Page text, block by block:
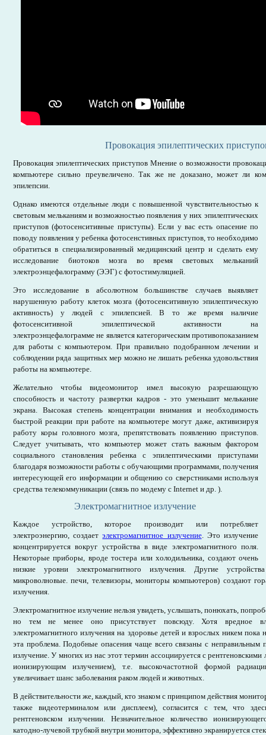
Провокация эпилептических
Провокация эпилептических приступов Мнение о возможности
компьютере сильно преувеличено. Так же не доказано, может ли
эпилепсии.
Однако имеются отдельные люди с повышенной чувствительностью к
световым мельканиям и возможностью появления у них эпилептических
приступов (фотосенситивные приступы). Если у вас есть опасение по
поводу появления у ребенка фотосенстивных приступов, то необходимо
обратиться в специализированный медицинский центр и сделать ему
исследование биотоков мозга во время световых мельканий
электроэнцефалограмму (ЭЭГ) с фотостимуляцией.
Это исследование в абсолютном большинстве случаев выявляет
нарушенную работу клеток мозга (фотосенситивную эпилептическую
активность) у людей с эпилепсией. В то же время наличие
фотосенситивной эпилептической активности на
электроэнцефалограмме не является категорическим противопоказанием
для работы с компьютером. При правильно подобранном лечении и
соблюдении ряда защитных мер можно не лишать ребенка удовольствия
работы на компьютере.
Желательно чтобы видеомонитор имел высокую разрешающую
способность и частоту развертки кадров - это уменьшит мелькание
экрана. Высокая степень концентрации внимания и необходимость
быстрой реакции при работе на компьютере могут даже, активизируя
работу коры головного мозга, препятствовать появлению приступов.
Следует учитывать, что компьютер может стать важным фактором
социального становления ребенка с эпилептическими приступами
благодаря возможности работы с обучающими программами, получения
интересующей его информации и общению со сверстниками используя
средства телекоммуникации (связь по модему с Internet и др. ).
Электромагнитное излучение
Каждое устройство, которое производит или потребляет
электроэнергию, создаетэлектромагнитное излучение. Это излучение
концентрируется вокруг устройства в виде электромагнитного поля.
Некоторые приборы, вроде тостера или холодильника, создают очень
низкие уровни электромагнитного излучения. Другие
микроволновые. печи, телевизоры, мониторы компьютеров) создают
излучения.
Электромагнитное излучение нельзя увидеть, услышать, понюхать,
но тем не менее оно присутствует повсюду. Хотя вредное
электромагнитного излучения на здоровье детей и взрослых никем пока
эта проблема. Подобные опасения чаще всего связаны с неправильным
излучение. У многих из нас этот термин ассоциируется с
ионизирующим излучением), т.е. высокочастотной формой
увеличивает шанс заболевания раком людей и животных.
В действительности же, каждый, кто знаком с принципом действия
также видеотерминалом или дисплеем), согласится с тем, что
рентгеновском излучении. Незначительное количество
катодно-лучевой трубкой внутри монитора, эффективно экранируется